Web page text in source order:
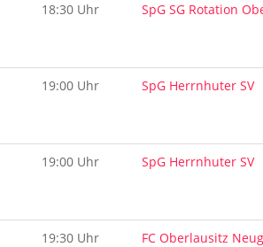
18:30 Uhr SpG SG Rotation
19:00 Uhr SpG Herrnhuter SV
19:00 Uhr SpG Herrnhuter SV
19:30 Uhr FC Oberlausitz